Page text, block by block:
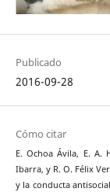
Publicado
2016-09-28
Cómo citar
E. Ochoa Ávila, E. A.
Ibarra, y R. O. Félix
y la conducta